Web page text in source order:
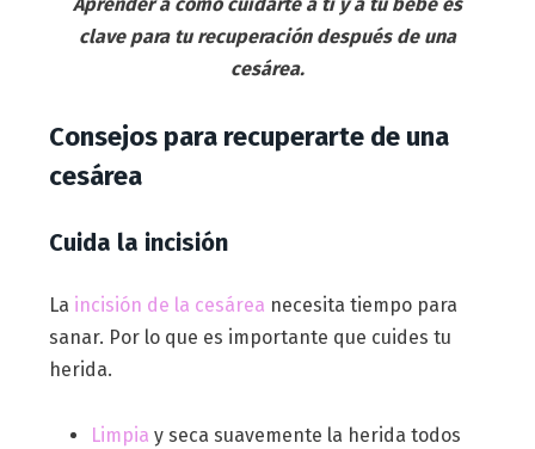
clave para tu recuperación después de una
cesárea.
Consejos para recuperarte de una
cesárea
Cuida la incisión
La incisión de la cesárea necesita tiempo para
sanar. Por lo que es importante que cuides tu
herida.
Limpia y seca suavemente la herida todos